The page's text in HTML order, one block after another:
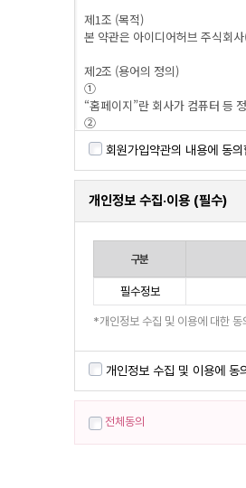
회원가입약관의 내용에 동의
개인정보 수집·이용 (필수)
구분
필수정보
*개인정보 수집 및 이용에 대한
개인정보 수집 및 이용에 동
전체동의